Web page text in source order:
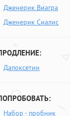
Дженерик Виагра
Дженерик Сиалис
Дапоксетин
Набор - пробник